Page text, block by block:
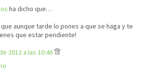
ha dicho que…
aunque tarde lo pones a que se haga y te
que estar pendiente!
2012 a las 10:46